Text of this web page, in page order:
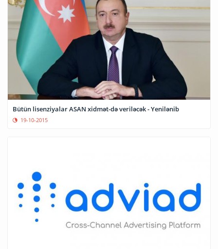
Bütün lisenziyalar ASAN xidmət-də veriləcək - Yenilənib
19-10-2015